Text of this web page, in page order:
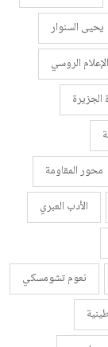
يحيى السنوار
الإعلام الروسي
الجزيرة
محور المقاومة
الأدب العبري
نعوم تشومسكي